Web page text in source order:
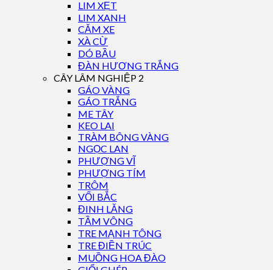
LIM XẸT
LIM XANH
CĂM XE
XÀ CỪ
DÓ BẦU
ĐÀN HƯƠNG TRẮNG
CÂY LÂM NGHIỆP 2
GÁO VÀNG
GÁO TRẮNG
ME TÂY
KEO LAI
TRÀM BÔNG VÀNG
NGỌC LAN
PHƯỢNG VĨ
PHƯỢNG TÍM
TRÔM
VỐI BẮC
ĐINH LĂNG
TẦM VÔNG
TRE MẠNH TÔNG
TRE ĐIỀN TRÚC
MUỒNG HOA ĐÀO